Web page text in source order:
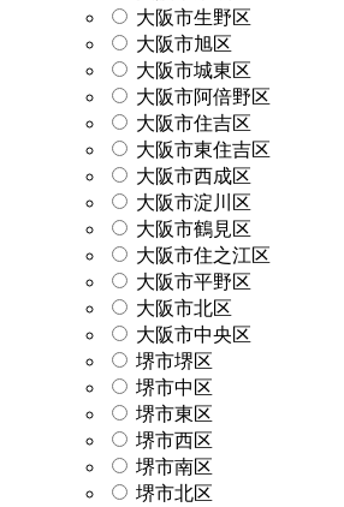
大阪市生野区
大阪市旭区
大阪市城東区
大阪市阿倍野区
大阪市住吉区
大阪市東住吉区
大阪市西成区
大阪市淀川区
大阪市鶴見区
大阪市住之江区
大阪市平野区
大阪市北区
大阪市中央区
堺市堺区
堺市中区
堺市東区
堺市西区
堺市南区
堺市北区